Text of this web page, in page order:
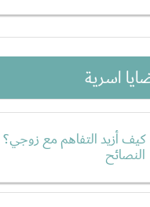
اسرية
كيف أزيد التفاهم مع
النصائح